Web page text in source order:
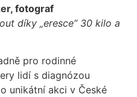
fotograf
díky „eresce“ 30 kilo a
pro rodinné
lidí s diagnózou
unikátní akci v České